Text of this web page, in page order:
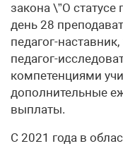
закона \”О статусе
день 28
педагог-
педагог-
компетенциями
дополнительные
выплаты.
С 2021 года в